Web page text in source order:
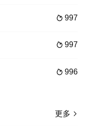
 997
 997
 996
更多 